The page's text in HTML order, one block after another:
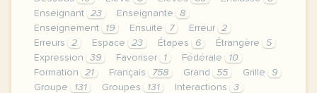
Enseignant
23 Enseignante
8
Enseignement
19 Ensuite 7 Erreur
2
Erreurs
2 Espace 23 Étapes 6 Étrangère
5
Expression
39 Favoriser 1 Fédérale
10
Formation
21 Français 758 Grand 55 Grille
9
Groupe
131 Groupes 131 Interactions
3